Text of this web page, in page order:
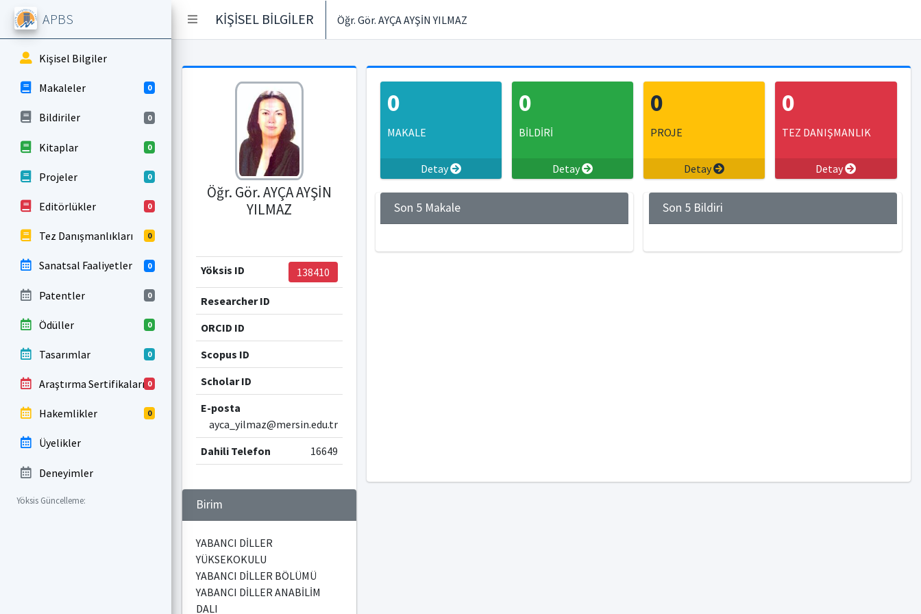
KİŞİSEL BİLGİLER Öğr. Gör. AYÇA AYŞİN YILMAZ
APBS
Kişisel Bilgiler
Makaleler 0
Bildiriler 0
Kitaplar 0
Projeler 0
Editörlükler 0
Tez Danışmanlıkları 0
Sanatsal Faaliyetler 0
Patentler 0
Ödüller 0
Tasarımlar 0
Araştırma Sertifikaları 0
Hakemlikler 0
Üyelikler
Deneyimler
Yöksis Güncelleme:
Öğr. Gör. AYÇA AYŞİN
YILMAZ
Yöksis ID 138410
Researcher ID
ORCID ID
Scopus ID
Scholar ID
E-posta
ayca_yilmaz@mersin.edu.tr
Dahili Telefon
16649
Birim
YABANCI DİLLER
YÜKSEKOKULU
YABANCI DİLLER BÖLÜMÜ
YABANCI DİLLER ANABİLİM
DALI
0
MAKALE
Detay
0
BİLDİRİ
Detay
0
PROJE
Detay
0
TEZ DANIŞMANLIK
Detay
Son 5 Makale Son 5 Bildiri